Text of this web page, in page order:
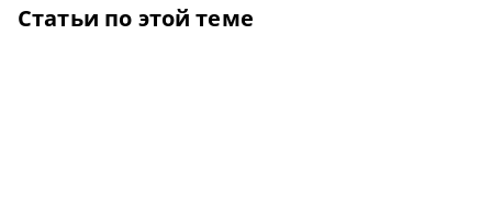
Статьи по этой теме